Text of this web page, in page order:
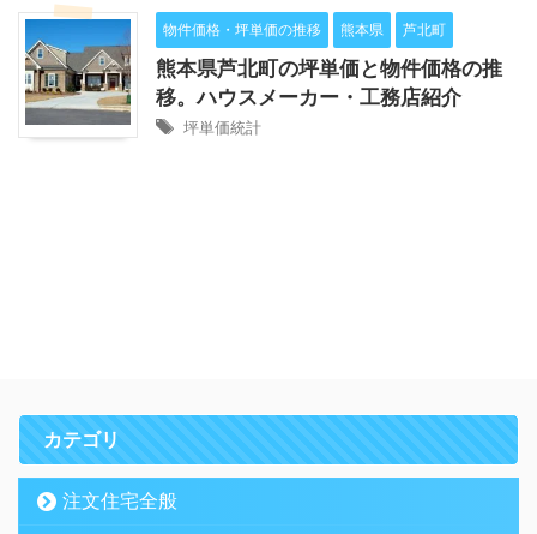
物件価格・坪単価の推移 熊本県 芦北町
熊本県芦北町の坪単価と物件価格の推
移。ハウスメーカー・工務店紹介
坪単価統計
カテゴリ
注文住宅全般